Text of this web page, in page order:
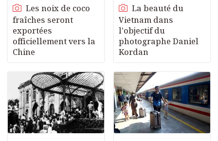
Les noix de coco
fraîches seront
exportées
officiellement vers la
Chine
La beauté du
Vietnam dans
l'objectif du
photographe Daniel
Kordan